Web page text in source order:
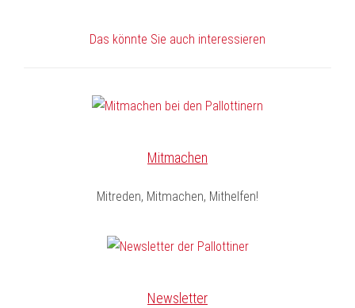
Das könnte Sie auch interessieren
Mitmachen
Mitreden, Mitmachen, Mithelfen!
Newsletter